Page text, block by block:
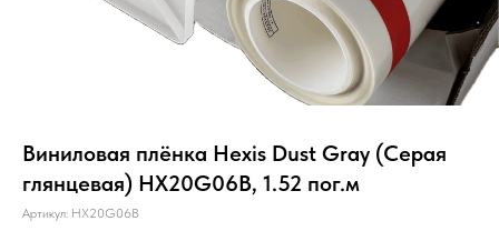
Виниловая плёнка Hexis Dust Gray (Серая
глянцевая) HX20G06B, 1.52 пог.м
Артикул: HX20G06B